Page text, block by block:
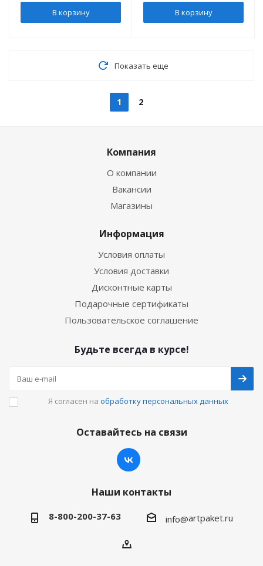
В корзину В корзину
Показать еще
1 2
Компания
О компании
Вакансии
Магазины
Информация
Условия оплаты
Условия доставки
Дисконтные карты
Подарочные сертификаты
Пользовательское соглашение
Будьте всегда в курсе!
Я согласен на обработку персональных данных
Оставайтесь на связи
Наши контакты
8-800-200-37-63 info@artpaket.ru